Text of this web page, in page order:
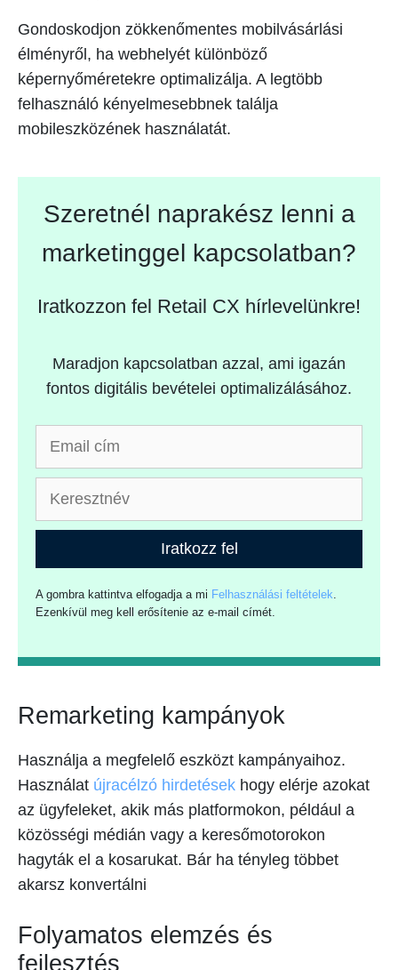
Gondoskodjon zökkenőmentes mobilvásárlási
élményről, ha webhelyét különböző
képernyőméretekre optimalizálja. A legtöbb
felhasználó kényelmesebbnek találja
mobileszközének használatát.
Szeretnél naprakész lenni a
marketinggel kapcsolatban?
Iratkozzon fel Retail CX hírlevelünkre!
Maradjon kapcsolatban azzal, ami igazán
fontos digitális bevételei optimalizálásához.
Iratkozz fel
A gombra kattintva elfogadja a mi Felhasználási feltételek
Ezenkívül meg kell erősítenie az e-mail címét.
Remarketing kampányok
Használja a megfelelő eszközt kampányaihoz.
Használat újracélzó hirdetések hogy elérje azokat
az ügyfeleket, akik más platformokon, például a
közösségi médián vagy a keresőmotorokon
hagyták el a kosarukat. Bár ha tényleg többet
akarsz konvertálni
Folyamatos elemzés és
fejlesztés